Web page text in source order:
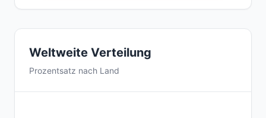
Weltweite Verteilung
Prozentsatz nach Land